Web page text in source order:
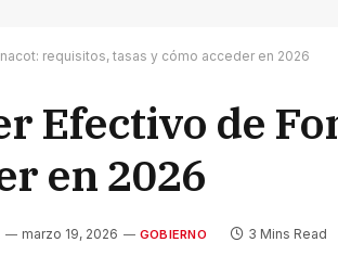
requisitos, tasas y cómo acceder en 2026
Efectivo de
en 2026
marzo 19, 2026 GOBIERNO 3 Mins Read